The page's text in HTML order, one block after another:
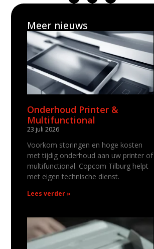
Meer nieuws
Onderhoud Printer &
Multifunctional
23 juli 2026
Voorkom storingen en hoge kosten
met tijdig onderhoud aan uw printer of
multifunctional. Copcom Tilburg helpt
met eigen technische dienst.
Lees verder »